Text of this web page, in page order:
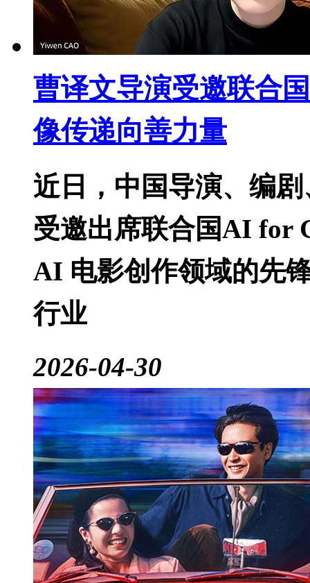
曹译文导演受邀联合
像传递向善力量
近日，中国导演、编
受邀出席联合国AI for
AI 电影创作领域的先
行业
2026-04-30